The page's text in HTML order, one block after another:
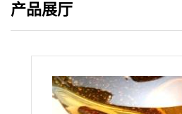
产品展厅